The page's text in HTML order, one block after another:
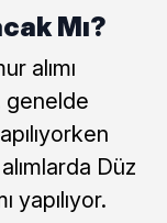
Mı?
alımı
genelde
Düz
yapılıyor.